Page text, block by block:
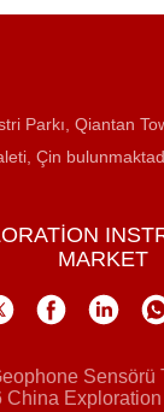
Parkı, Qiantan
Çin
MARKET
Sensörü